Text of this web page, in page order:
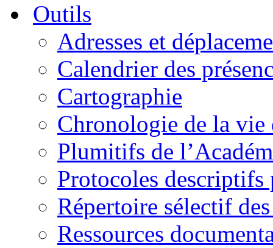
Outils
Adresses et
Calendrier des
Cartographie
Chronologie de la vie
Plumitifs de
Protocoles descriptifs
Répertoire sélectif
Ressources